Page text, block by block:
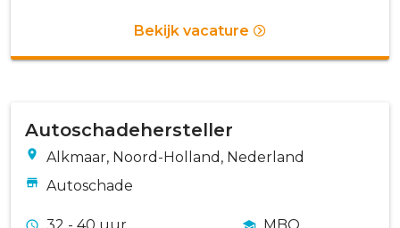
Bekijk vacature
Autoschadehersteller
Alkmaar, Noord-Holland, Nederland
Autoschade